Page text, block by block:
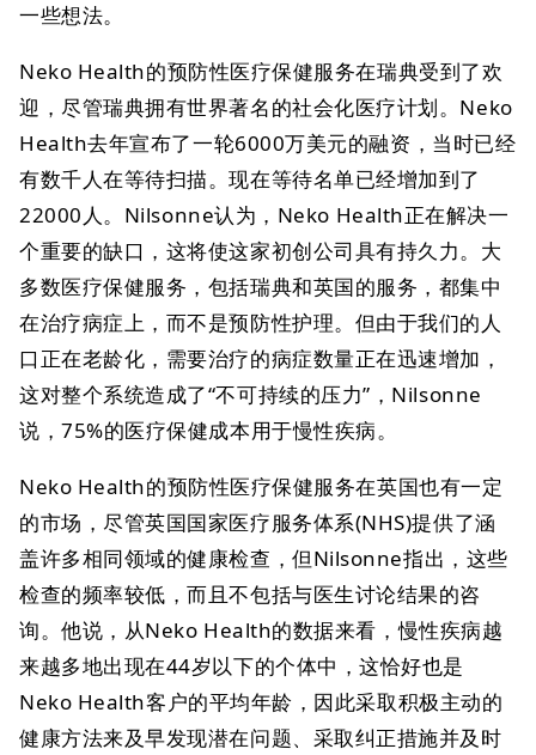
一些想法。
Neko Health的预防性医疗保健服务在瑞典受到了欢
迎，尽管瑞典拥有世界著名的社会化医疗计划。Neko
Health去年宣布了一轮6000万美元的融资，当时已经
有数千人在等待扫描。现在等待名单已经增加到了
22000人。Nilsonne认为，Neko Health正在解决一
个重要的缺口，这将使这家初创公司具有持久力。大
多数医疗保健服务，包括瑞典和英国的服务，都集中
在治疗病症上，而不是预防性护理。但由于我们的人
口正在老龄化，需要治疗的病症数量正在迅速增加，
这对整个系统造成了“不可持续的压力”，Nilsonne
说，75%的医疗保健成本用于慢性疾病。
Neko Health的预防性医疗保健服务在英国也有一定
的市场，尽管英国国家医疗服务体系(NHS)提供了涵
盖许多相同领域的健康检查，但Nilsonne指出，这些
检查的频率较低，而且不包括与医生讨论结果的咨
询。他说，从Neko Health的数据来看，慢性疾病越
来越多地出现在44岁以下的个体中，这恰好也是
Neko Health客户的平均年龄，因此采取积极主动的
健康方法来及早发现潜在问题、采取纠正措施并及时